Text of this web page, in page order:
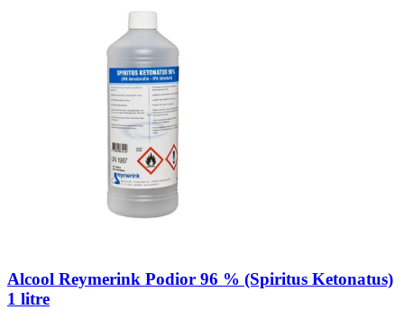
Alcool Reymerink Podior 96 % (Spiritus Ketonatus)
1 litre